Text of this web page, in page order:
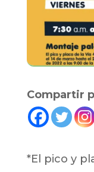
Compartir
*El pico y